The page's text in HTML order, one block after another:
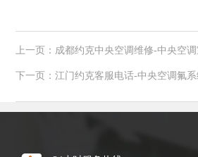
上一页：成都约克中央空调维修-中央空调
下一页：江门约克客服电话-中央空调氟系